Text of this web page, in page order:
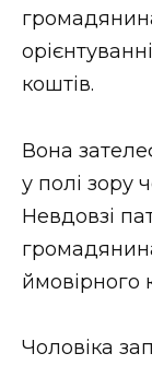
НОВИНИ
ФОТО
коштів.
Вона
у полі зору
Невдовзі
ймовірного
Чоловіка